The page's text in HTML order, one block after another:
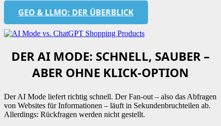
GEO & LLMO: DER ÜBERBLICK
DER AI MODE: SCHNELL, SAUBER –
ABER OHNE KLICK-OPTION
Der AI Mode liefert richtig schnell. Der Fan-out – also das Abfragen
von Websites für Informationen – läuft in Sekundenbruchteilen ab.
Allerdings: Rückfragen werden nicht gestellt.